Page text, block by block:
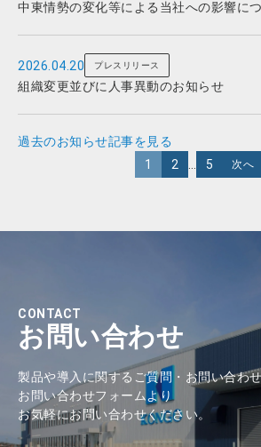
中東情勢の変化等による当社への影響に
2026.04.20 プレスリリース
組織変更並びに人事異動のお知らせ
過去のお知らせ記事を見る
1
2 5 次へ
CONTACT
お問い合わせ
製品や導入に関するご質問・お問い合わ
お問い合わせフォームより
お気軽にお問い合わせください。